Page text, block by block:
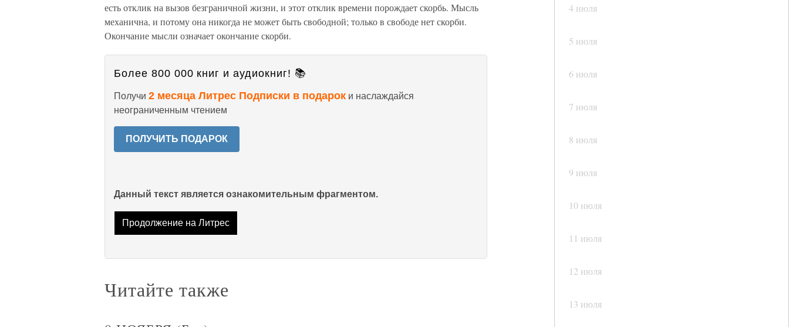
4 июля
5 июля
6 июля
7 июля
8 июля
9 июля
10 июля
11 июля
12 июля
13 июля
есть отклик на вызов безграничной жизни, и этот отклик времени порождает скорбь. Мысль
механична, и потому она никогда не может быть свободной; только в свободе нет скорби.
Окончание мысли означает окончание скорби.
Более 800 000 книг и аудиокниг! 📚
Получи 2 месяца Литрес Подписки в подарок и наслаждайся
неограниченным чтением
ПОЛУЧИТЬ ПОДАРОК
Данный текст является ознакомительным фрагментом.
Продолжение на Литрес
Читайте также